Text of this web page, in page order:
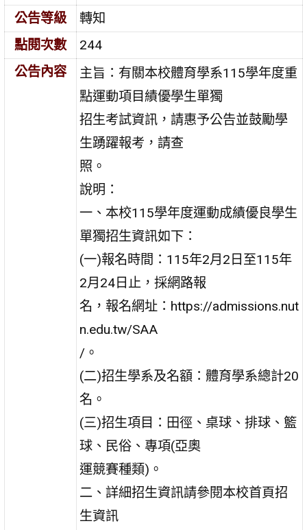
公告等級
轉知
點閱次數
244
公告內容
主旨：有關本校體育學系115學年度重
點運動項目績優學生單獨
招生考試資訊，請惠予公告並鼓勵學
生踴躍報考，請查
照。
說明：
一、本校115學年度運動成績優良學生
單獨招生資訊如下：
(一)報名時間：115年2月2日至115年
2月24日止，採網路報
名，報名網址：https://admissions.nut
n.edu.tw/SAA
/。
(二)招生學系及名額：體育學系總計20
名。
(三)招生項目：田徑、桌球、排球、籃
球、民俗、專項(亞奧
運競賽種類)。
二、詳細招生資訊請參閱本校首頁招
生資訊